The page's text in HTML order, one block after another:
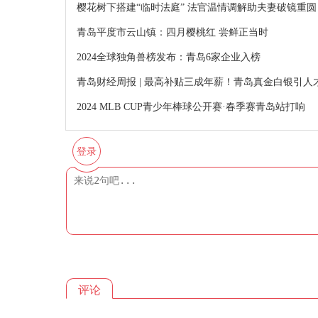
樱花树下搭建“临时法庭” 法官温情调解助夫妻破镜重圆
青岛平度市云山镇：四月樱桃红 尝鲜正当时
2024全球独角兽榜发布：青岛6家企业入榜
青岛财经周报 | 最高补贴三成年薪！青岛真金白银引人
2024 MLB CUP青少年棒球公开赛·春季赛青岛站打响
登录
评论